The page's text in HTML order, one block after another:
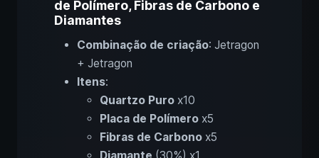
de Polímero, Fibras de Carbono e
Diamantes
Combinação de criação: Jetragon
+ Jetragon
Itens:
Quartzo Puro x10
Placa de Polímero x5
Fibras de Carbono x5